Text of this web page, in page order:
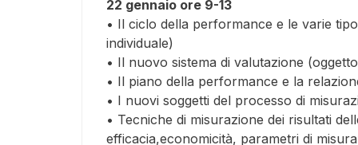
22 gennaio ore 9-13
• Il ciclo della performance e le varie
individuale)
• Il nuovo sistema di valutazione
• Il piano della performance e la
• I nuovi soggetti del processo di
• Tecniche di misurazione dei risultati
efficacia,economicità, parametri di